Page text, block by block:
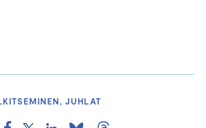
JUHLAT